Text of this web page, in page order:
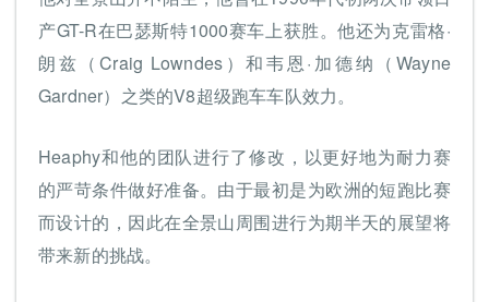
产GT-R在巴瑟斯特1000赛车上获胜。他还为克雷格·
朗兹（Craig Lowndes）和韦恩·加德纳（Wayne
Gardner）之类的V8超级跑车车队效力。
Heaphy和他的团队进行了修改，以更好地为耐力赛
的严苛条件做好准备。由于最初是为欧洲的短跑比赛
而设计的，因此在全景山周围进行为期半天的展望将
带来新的挑战。